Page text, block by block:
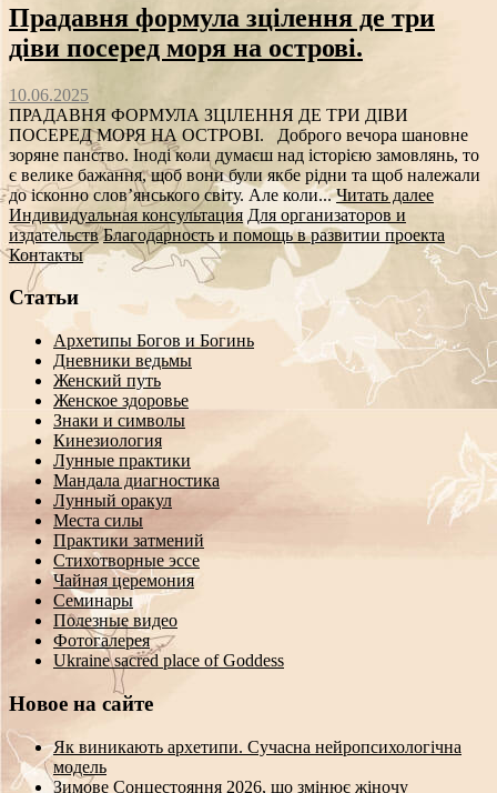
Прадавня формула зцілення де три
діви посеред моря на острові.
10.06.2025
ПРАДАВНЯ ФОРМУЛА ЗЦІЛЕННЯ ДЕ ТРИ ДІВИ
ПОСЕРЕД МОРЯ НА ОСТРОВІ. Доброго вечора шановне
зоряне панство. Іноді коли думаєш над історією замовлянь, то
є велике бажання, щоб вони були якбе рідни та щоб належали
до ісконно слов’янського світу. Але коли...Читать далее
Индивидуальная консультация Для организаторов и
издательств Благодарность и помощь в развитии проекта
Контакты
Статьи
Архетипы Богов и Богинь
Дневники ведьмы
Женский путь
Женское здоровье
Знаки и символы
Кинезиология
Лунные практики
Мандала диагностика
Лунный оракул
Места силы
Практики затмений
Стихотворные эссе
Чайная церемония
Семинары
Полезные видео
Фотогалерея
Ukraine sacred place of Goddess
Новое на сайте
Як виникають архетипи. Сучасна нейропсихологічна
модель
Зимове Сонцестояння 2026, що змінює жіночу